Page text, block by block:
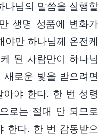
나님의 말씀을 실행할
생명 성품에 변화가
야만 하나님께 온전케
된 사람만이 하나님
로운 빛을 받으려면
아야 한다. 한 번 성령
로는 절대 안 되므로
한다. 한 번 감동받으